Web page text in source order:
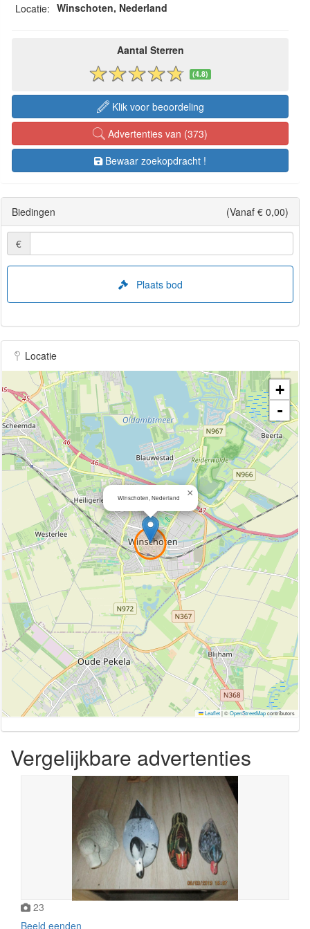
Locatie: Winschoten, Nederland
Aantal Sterren
(4.8)
Klik voor beoordeling
Advertenties van (373)
Bewaar zoekopdracht !
Biedingen (Vanaf € 0,00)
€
Plaats bod
Locatie
Winschoten, Nederland ×
+
-
Leaflet|©OpenStreetMapcontributors
Vergelijkbare advertenties
23
Beeld eenden